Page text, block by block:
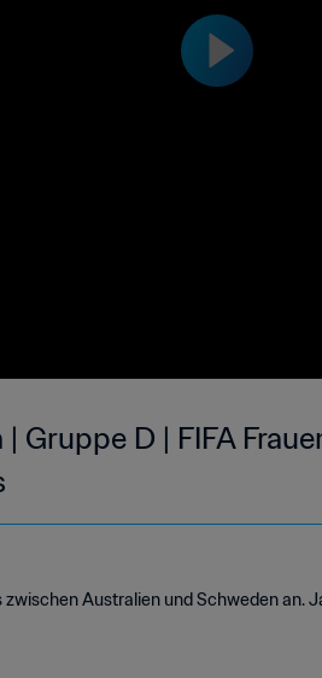
Gruppe D | FIFA
Australien und Schweden an.